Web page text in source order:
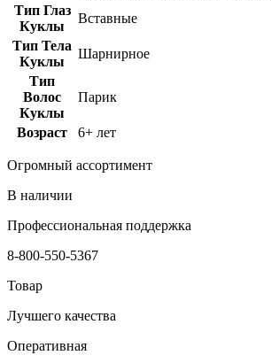
Тип Глаз
Куклы
Вставные
Тип Тела
Куклы
Шарнирное
Тип
Волос
Куклы
Парик
Возраст 6+ лет
Огромный ассортимент
В наличии
Профессиональная поддержка
8-800-550-5367
Товар
Лучшего качества
Оперативная